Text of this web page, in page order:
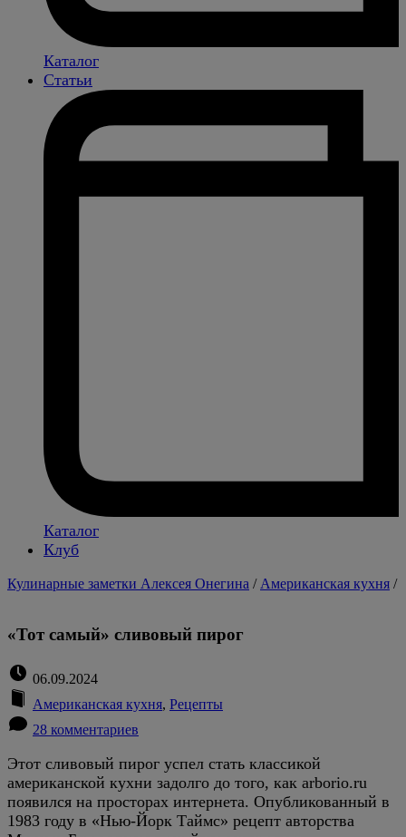
Каталог
Статьи
Каталог
Клуб
Кулинарные заметки Алексея Онегина / Американская кухня /
«Тот самый» сливовый пирог
06.09.2024
Американская кухня, Рецепты
28 комментариев
Этот сливовый пирог успел стать классикой
американской кухни задолго до того, как arborio.ru
появился на просторах интернета. Опубликованный в
1983 году в «Нью-Йорк Таймс» рецепт авторства